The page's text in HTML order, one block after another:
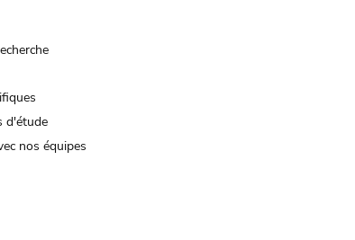
d'étude
nos équipes